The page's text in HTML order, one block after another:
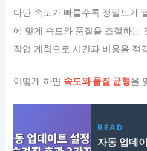
다만 속도가 빠를수록 정밀도가
에 맞게 속도와 품질을 조절하는
작업 계획으로 시간과 비용을 절
어떻게 하면 속도와 품질 균형을
READ
자동 업데